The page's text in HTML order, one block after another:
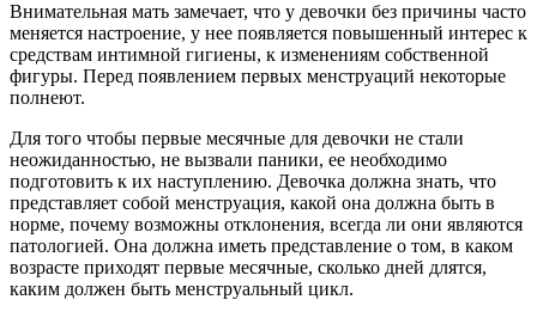
Внимательная мать замечает, что у девочки без причины часто
меняется настроение, у нее появляется повышенный интерес к
средствам интимной гигиены, к изменениям собственной
фигуры. Перед появлением первых менструаций некоторые
полнеют.
Для того чтобы первые месячные для девочки не стали
неожиданностью, не вызвали паники, ее необходимо
подготовить к их наступлению. Девочка должна знать, что
представляет собой менструация, какой она должна быть в
норме, почему возможны отклонения, всегда ли они являются
патологией. Она должна иметь представление о том, в каком
возрасте приходят первые месячные, сколько дней длятся,
каким должен быть менструальный цикл.